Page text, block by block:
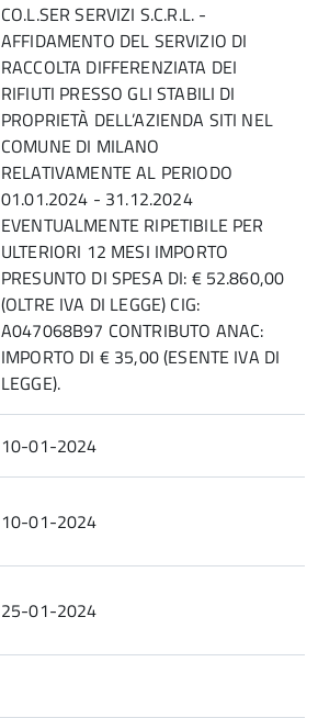
CO.L.SER SERVIZI S.C.R.L. -
AFFIDAMENTO DEL SERVIZIO DI
RACCOLTA DIFFERENZIATA DEI
RIFIUTI PRESSO GLI STABILI DI
PROPRIETÀ DELL’AZIENDA SITI NEL
COMUNE DI MILANO
RELATIVAMENTE AL PERIODO
01.01.2024 - 31.12.2024
EVENTUALMENTE RIPETIBILE PER
ULTERIORI 12 MESI IMPORTO
PRESUNTO DI SPESA DI: € 52.860,00
(OLTRE IVA DI LEGGE) CIG:
A047068B97 CONTRIBUTO ANAC:
IMPORTO DI € 35,00 (ESENTE IVA DI
LEGGE).
10-01-2024
10-01-2024
25-01-2024